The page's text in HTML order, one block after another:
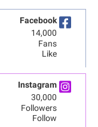
Facebook
14,000
Fans
Like
Instagram
30,000
Followers
Follow